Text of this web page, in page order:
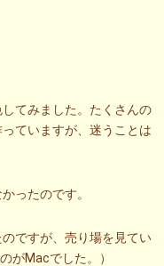
てみました。たくさんの
ていますが、迷うことは
ったのです。
ですが、売り場を見てい
がMacでした。）